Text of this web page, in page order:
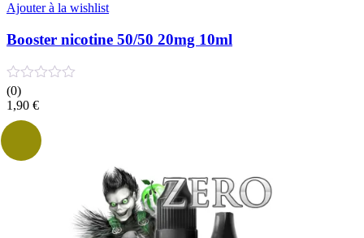
Ajouter à la wishlist
Booster nicotine 50/50 20mg 10ml
(0)
1,90 €